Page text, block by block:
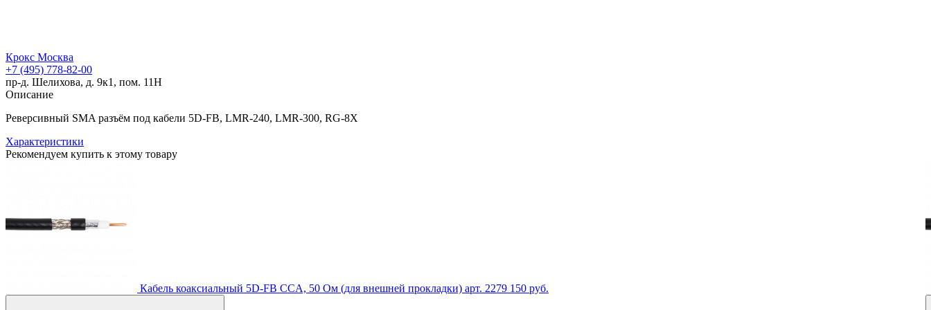
Крокс Москва
+7 (495) 778-82-00
пр-д. Шелихова, д. 9к1, пом. 11Н
Описание
Реверсивный SMA разъём под кабели 5D-FB, LMR-240, LMR-300, RG-8X
Характеристики
Рекомендуем купить к этому товару
Кабель коаксиальный 5D-FB CCA, 50 Ом (для внешней прокладки) арт. 2279 150 руб.